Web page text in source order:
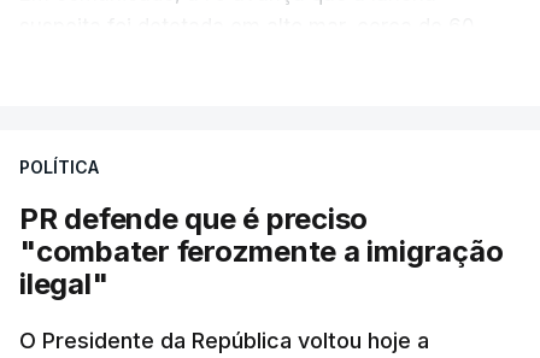
desencadeando uma ação de prevenção
articulação com a Marinha, a Autoridade Marítima
Nacional e a Força Aérea.
apreendida mais cocaína até ao momento de que
POLÍTICA
PR defende que é preciso
"combater ferozmente a imigração
ilegal"
O Presidente da República voltou hoje a